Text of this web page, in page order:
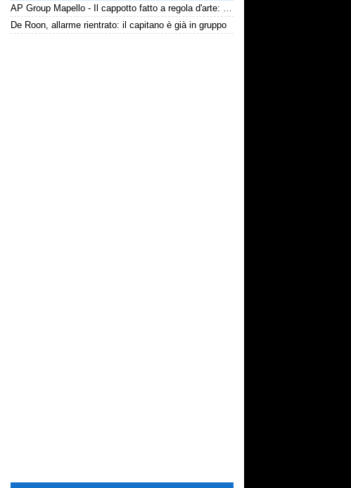
AP Group Mapello - Il cappotto fatto a regola d'arte: qualità certificata ICMQ
De Roon, allarme rientrato: il capitano è già in gruppo